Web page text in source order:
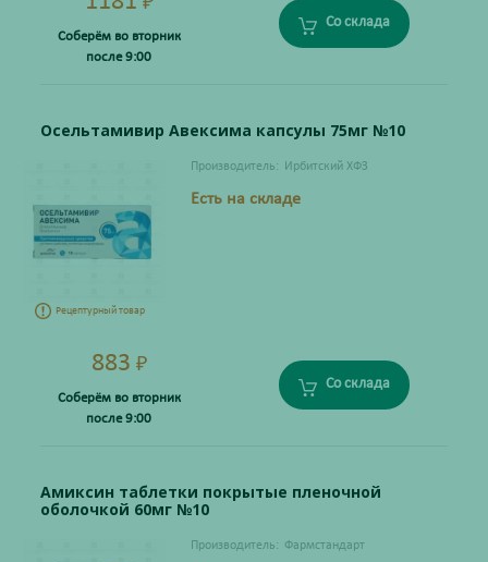
Соберём во вторник
после 9:00
Со склада
Осельтамивир Авексима капсулы 75мг №10
Рецептурный товар
Производитель: Ирбитский ХФЗ
Есть на складе
883 ₽
Соберём во вторник
после 9:00
Со склада
Амиксин таблетки покрытые пленочной
оболочкой 60мг №10
Производитель: Фармстандарт